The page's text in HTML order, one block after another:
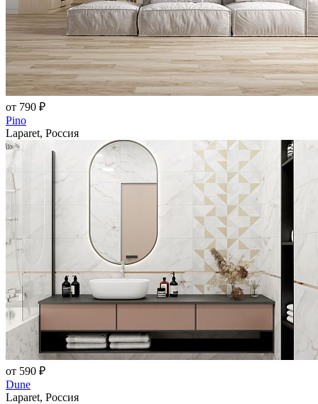
от 790 ₽
Pino
Laparet, Россия
от 590 ₽
Dune
Laparet, Россия